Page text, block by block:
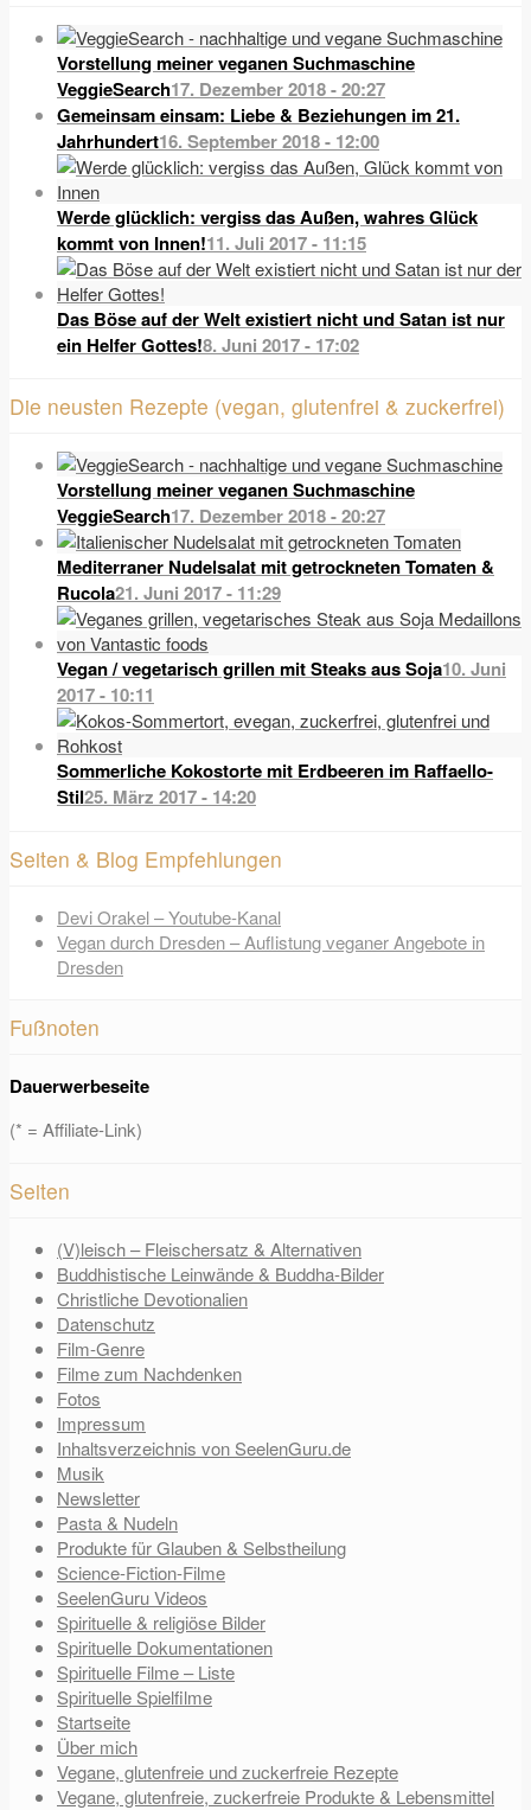
Vorstellung meiner veganen Suchmaschine
VeggieSearch17. Dezember 2018 - 20:27
Gemeinsam einsam: Liebe & Beziehungen im 21.
Jahrhundert16. September 2018 - 12:00
Werde glücklich: vergiss das Außen, wahres Glück
kommt von Innen!11. Juli 2017 - 11:15
Das Böse auf der Welt existiert nicht und Satan ist nur
ein Helfer Gottes!8. Juni 2017 - 17:02
Die neusten Rezepte (vegan, glutenfrei & zuckerfrei)
Vorstellung meiner veganen Suchmaschine
VeggieSearch17. Dezember 2018 - 20:27
Mediterraner Nudelsalat mit getrockneten Tomaten &
Rucola21. Juni 2017 - 11:29
Vegan / vegetarisch grillen mit Steaks aus Soja10. Juni
2017 - 10:11
Sommerliche Kokostorte mit Erdbeeren im Raffaello-
Stil25. März 2017 - 14:20
Seiten & Blog Empfehlungen
Devi Orakel – Youtube-Kanal
Vegan durch Dresden – Auflistung veganer Angebote in
Dresden
Fußnoten
Dauerwerbeseite
(* = Affiliate-Link)
Seiten
(V)leisch – Fleischersatz & Alternativen
Buddhistische Leinwände & Buddha-Bilder
Christliche Devotionalien
Datenschutz
Film-Genre
Filme zum Nachdenken
Fotos
Impressum
Inhaltsverzeichnis von SeelenGuru.de
Musik
Newsletter
Pasta & Nudeln
Produkte für Glauben & Selbstheilung
Science-Fiction-Filme
SeelenGuru Videos
Spirituelle & religiöse Bilder
Spirituelle Dokumentationen
Spirituelle Filme – Liste
Spirituelle Spielfilme
Startseite
Über mich
Vegane, glutenfreie und zuckerfreie Rezepte
Vegane, glutenfreie, zuckerfreie Produkte & Lebensmittel